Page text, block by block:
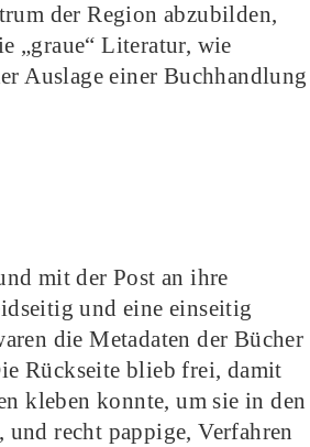
der Region abzubilden,
„graue“ Literatur, wie
Auslage einer Buchhandlung
mit der Post an ihre
und eine einseitig
die Metadaten der Bücher
Rückseite blieb frei, damit
kleben konnte, um sie in den
recht pappige, Verfahren